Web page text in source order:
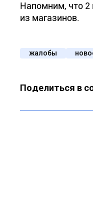
Напомним, что 2
из магазинов.
жалобы
Поделиться в